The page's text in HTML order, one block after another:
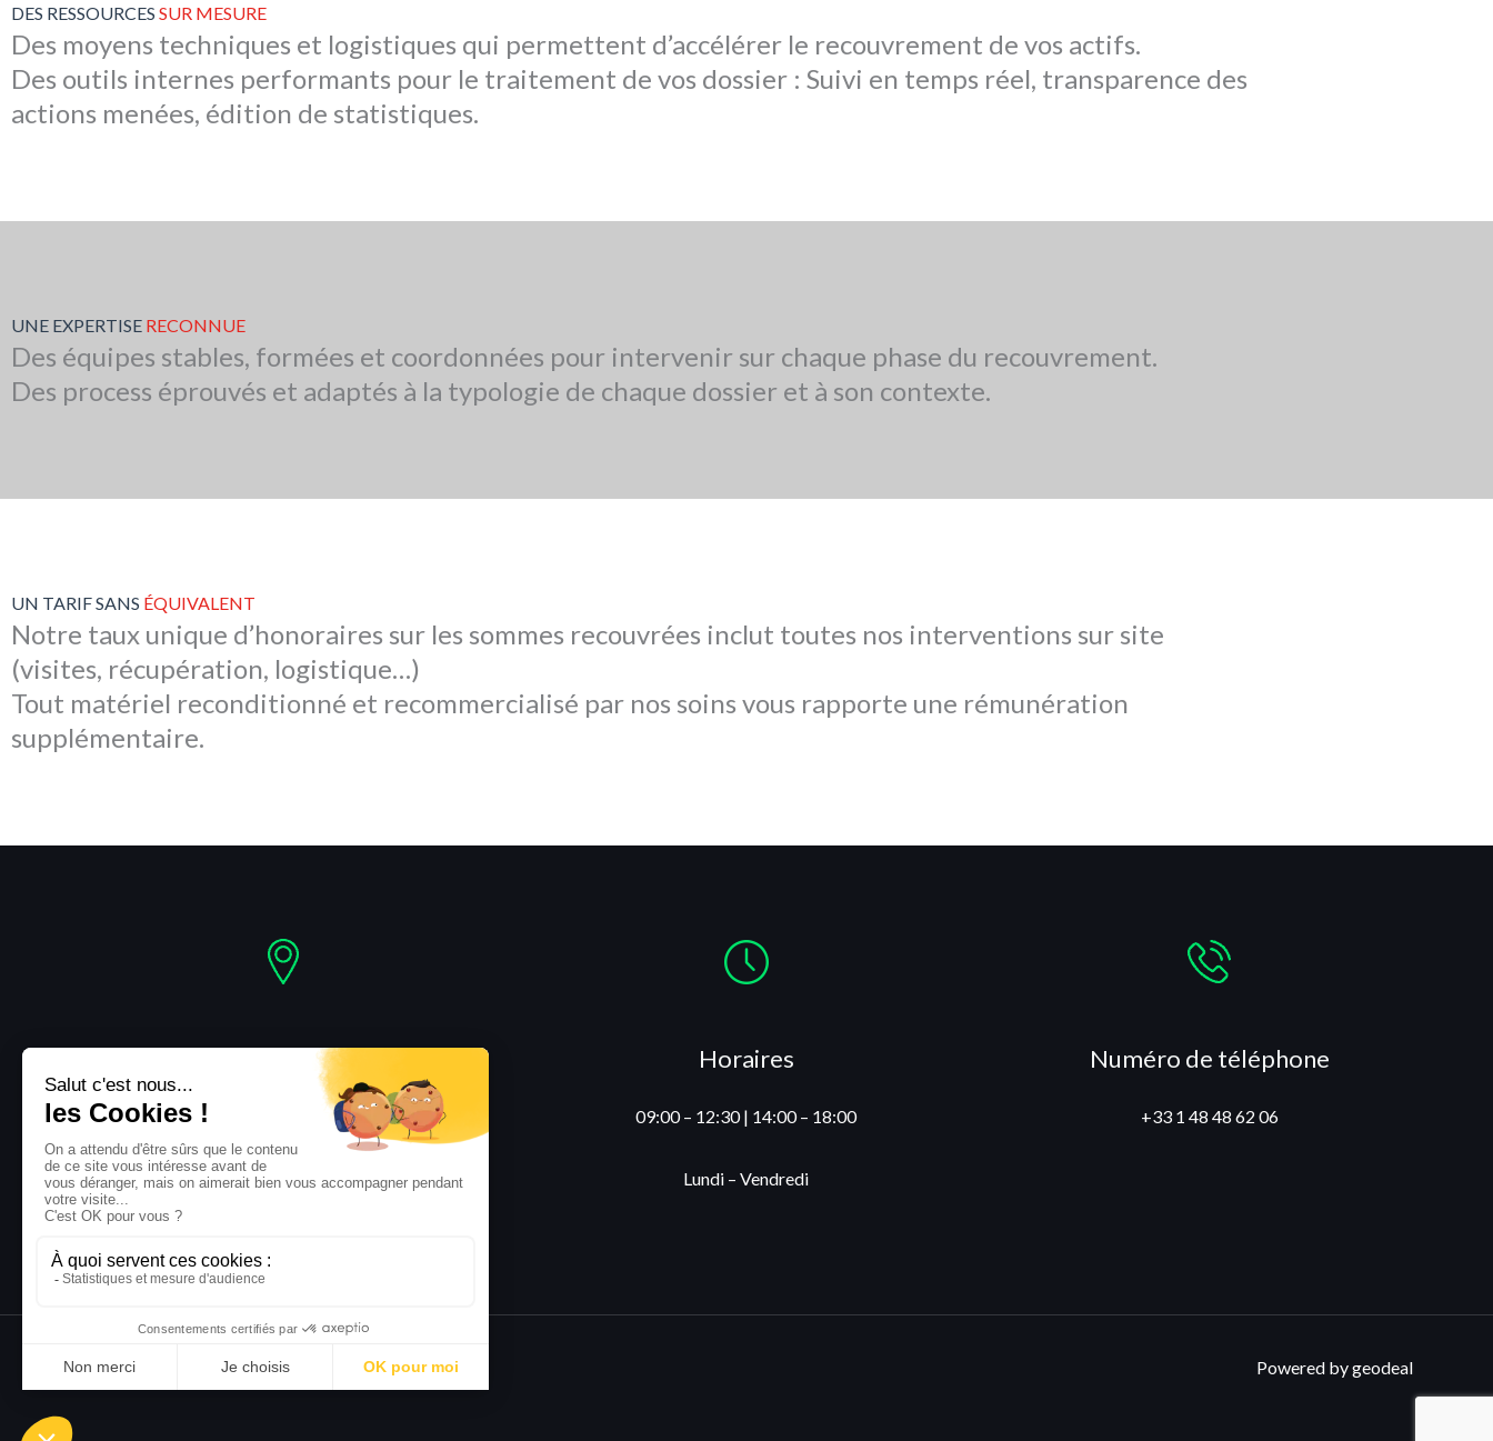
DES RESSOURCES SUR MESURE
Des moyens techniques et logistiques qui permettent d’accélérer le recouvrement de vos actifs.
Des outils internes performants pour le traitement de vos dossier : Suivi en temps réel, transparence des
actions menées, édition de statistiques.
UNE EXPERTISE RECONNUE
Des équipes stables, formées et coordonnées pour intervenir sur chaque phase du recouvrement.
Des process éprouvés et adaptés à la typologie de chaque dossier et à son contexte.
UN TARIF SANS ÉQUIVALENT
Notre taux unique d’honoraires sur les sommes recouvrées inclut toutes nos interventions sur site
(visites, récupération, logistique…)
Tout matériel reconditionné et recommercialisé par nos soins vous rapporte une rémunération
supplémentaire.
Adresse
48 Rue Andrei Sakharov
93140 Bondy
Horaires
09:00 – 12:30 | 14:00 – 18:00
Lundi – Vendredi
Numéro de téléphone
+33 1 48 48 62 06
Copyright © 2026 geodeal Powered by geodeal